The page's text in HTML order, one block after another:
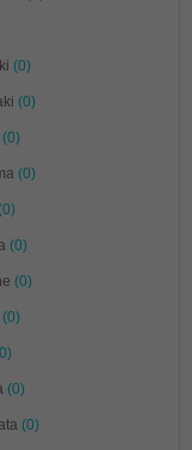
(0)
(0)
(0)
(0)
(0)
(0)
(0)
(0)
(0)